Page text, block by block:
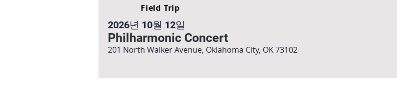
Field Trip
2026년 10월 12일
Philharmonic Concert
201 North Walker Avenue, Oklahoma City, OK 73102